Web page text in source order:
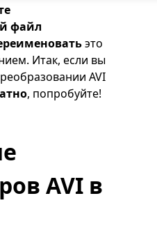
файл
это
Итак, если вы
AVI
, попробуйте!
AVI в